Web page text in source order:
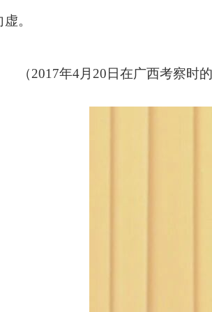
虚。
（2017年4月20日在广西考察时